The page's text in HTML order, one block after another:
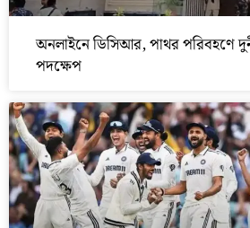
অনলাইনে ডিসিআর, পাথর পরিবহণে
পদক্ষেপ